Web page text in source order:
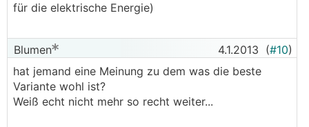
für die elektrische Energie)
Blumen 4.1.2013 (#10)
hat jemand eine Meinung zu dem was die beste
Variante wohl ist?
Weiß echt nicht mehr so recht weiter...